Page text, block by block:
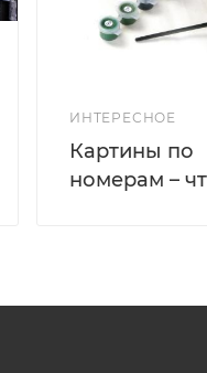
ИНТЕРЕСНОЕ
Картины по
номерам –